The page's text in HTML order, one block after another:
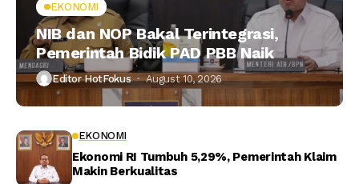
EKONOMI
NIB dan NOP Bakal Terintegrasi,
Pemerintah Bidik PAD PBB Naik
Editor HotFokus August 10, 2026
EKONOMI
Ekonomi RI Tumbuh 5,29%, Pemerintah Klaim
Makin Berkualitas